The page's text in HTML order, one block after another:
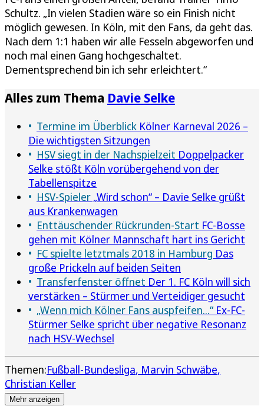
Schultz. „In vielen Stadien wäre so ein Finish nicht
möglich gewesen. In Köln, mit den Fans, da geht das.
Nach dem 1:1 haben wir alle Fesseln abgeworfen und
noch mal einen Gang hochgeschaltet.
Dementsprechend bin ich sehr erleichtert.“
Alles zum Thema Davie Selke
Termine im Überblick Kölner Karneval 2026 –
Die wichtigsten Sitzungen
HSV siegt in der Nachspielzeit Doppelpacker
Selke stößt Köln vorübergehend von der
Tabellenspitze
HSV-Spieler „Wird schon“ – Davie Selke grüßt
aus Krankenwagen
Enttäuschender Rückrunden-Start FC-Bosse
gehen mit Kölner Mannschaft hart ins Gericht
FC spielte letztmals 2018 in Hamburg Das
große Prickeln auf beiden Seiten
Transferfenster öffnet Der 1. FC Köln will sich
verstärken – Stürmer und Verteidiger gesucht
„Wenn mich Kölner Fans auspfeifen...“ Ex-FC-
Stürmer Selke spricht über negative Resonanz
nach HSV-Wechsel
Themen:Fußball-Bundesliga Marvin Schwäbe
Christian Keller
Mehr anzeigen